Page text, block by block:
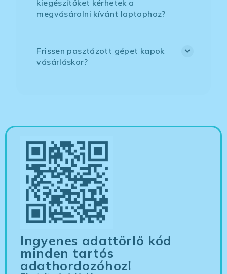
kiegészítőket kérhetek a
megvásárolni kívánt laptophoz?
Frissen pasztázott gépet kapok
vásárláskor?
Ingyenes adattörlő kód
minden tartós
adathordozóhoz!